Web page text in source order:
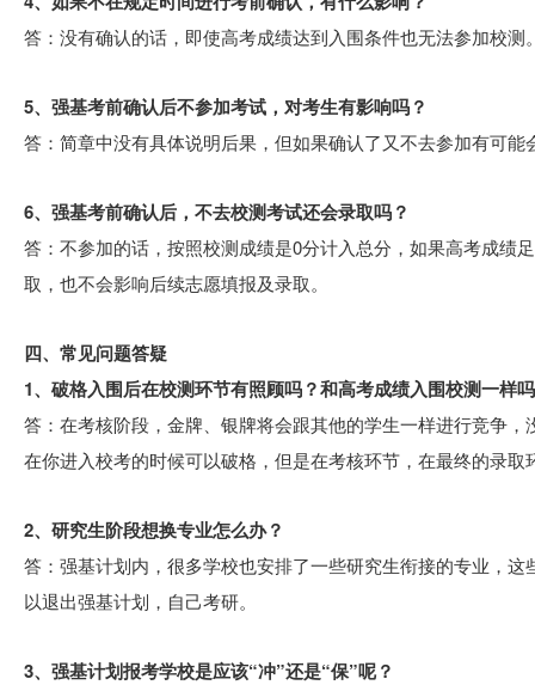
答：没有确认的话，即使高考成绩达到入围条件也无法参加校测
5、强基考前确认后不参加考试，对考生有影响吗？
答：简章中没有具体说明后果，但如果确认了又不去参加有可能
6、强基考前确认后，不去校测考试还会录取吗？
答：不参加的话，按照校测成绩是0分计入总分，如果高考成绩
取，也不会影响后续志愿填报及录取。
四、常见问题答疑
1、破格入围后在校测环节有照顾吗？和高考成绩入围校测一样
答：在考核阶段，金牌、银牌将会跟其他的学生一样进行竞争
在你进入校考的时候可以破格，但是在考核环节，在最终的录
2、研究生阶段想换专业怎么办？
答：强基计划内，很多学校也安排了一些研究生衔接的专业，
以退出强基计划，自己考研。
3、强基计划报考学校是应该“冲”还是“保”呢？